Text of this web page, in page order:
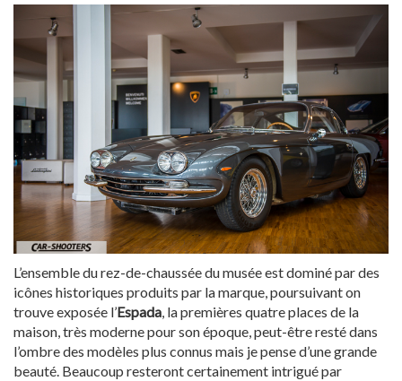
L’ensemble du rez-de-chaussée du musée est dominé par des
icônes historiques produits par la marque, poursuivant on
trouve exposée l’Espada, la premières quatre places de la
maison, très moderne pour son époque, peut-être resté dans
l’ombre des modèles plus connus mais je pense d’une grande
beauté. Beaucoup resteront certainement intrigué par